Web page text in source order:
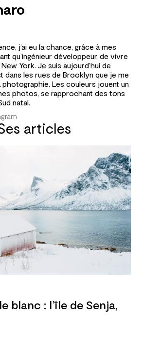
j’ai eu la chance, grâce à mes
qu’ingénieur développeur, de vivre
York. Je suis aujourd’hui de
dans les rues de Brooklyn que je me
photographie. Les couleurs jouent un
photos, se rapprochant des tons
natal.
articles
blanc : l’île de Senja,